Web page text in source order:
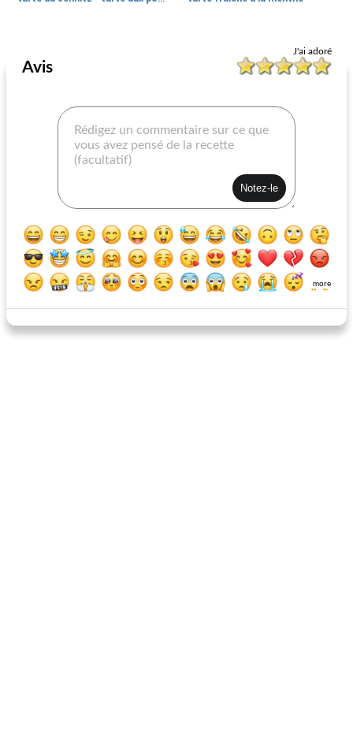
J'ai adoré
Avis
more